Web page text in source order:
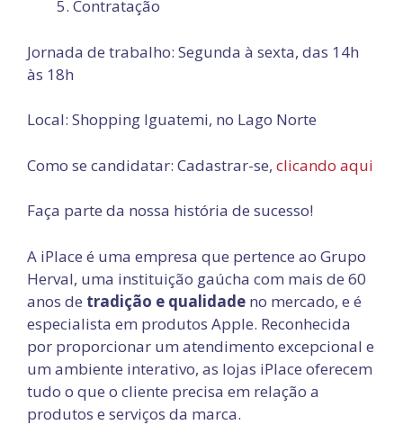
Contratação
Jornada de trabalho: Segunda à sexta, das 14h
às 18h
Local: Shopping Iguatemi, no Lago Norte
Como se candidatar: Cadastrar-se, clicando aqui
Faça parte da nossa história de sucesso!
A iPlace é uma empresa que pertence ao Grupo
Herval, uma instituição gaúcha com mais de 60
anos de tradição e qualidade no mercado, e é
especialista em produtos Apple. Reconhecida
por proporcionar um atendimento excepcional e
um ambiente interativo, as lojas iPlace oferecem
tudo o que o cliente precisa em relação a
produtos e serviços da marca.